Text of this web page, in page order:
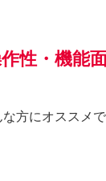
性・機能
方にオススメ